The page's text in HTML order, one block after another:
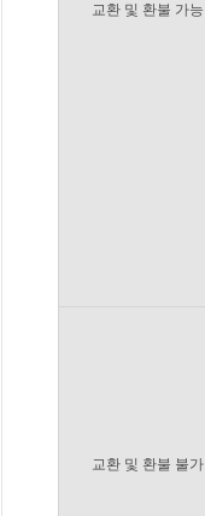
교환 및 환불 가능
교환 및 환불 불가